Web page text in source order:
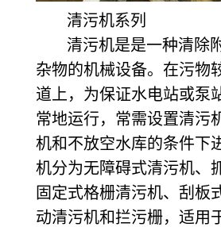
清污机系列
清污机是是一种清除
杂物的机械设备。在污物
道上，为保证水电站或泵
常地运行，常需设置清污
机和不放空水库的条件下
机分为无障碍式清污机、
固定式格栅清污机、刮板
动清污机和拦污栅，适用